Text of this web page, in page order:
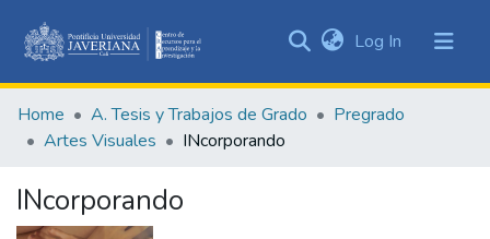
&
Collections
Log In (current)
Home A. Tesis y Trabajos de Grado
Pregrado
Artes Visuales
INcorporando
INcorporando